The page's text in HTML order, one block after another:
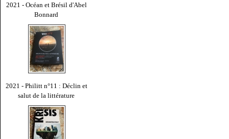
2021 - Océan et Brésil d'Abel
Bonnard
2021 - Philitt n°11 : Déclin et
salut de la littérature